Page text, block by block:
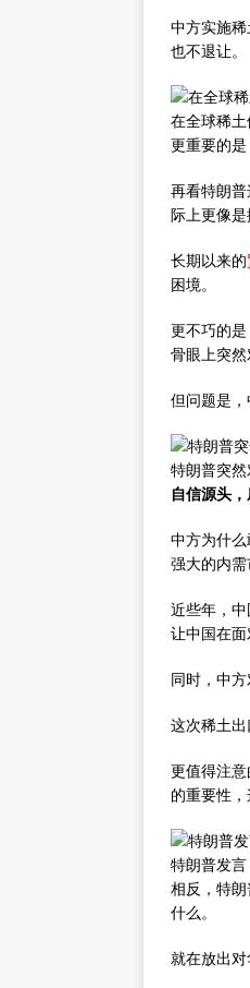
中方实施
也不退让。
在全球稀
更重要的
再看特朗
际上更像是
长期以来的
困境。
更不巧的
骨眼上突然
但问题是，
特朗普突然
自信源头
中方为什
强大的内需
近些年，
让中国在面
同时，中
这次稀土
更值得注
的重要性
特朗普发
相反，特
什么。
就在放出对